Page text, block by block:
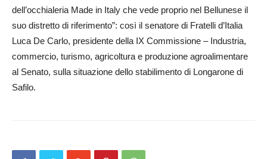
dell’occhialeria Made in Italy che vede proprio nel Bellunese il
suo distretto di riferimento”: così il senatore di Fratelli d’Italia
Luca De Carlo, presidente della IX Commissione – Industria,
commercio, turismo, agricoltura e produzione agroalimentare
al Senato, sulla situazione dello stabilimento di Longarone di
Safilo.